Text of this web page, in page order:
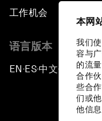
本网
我们
容与
的流
合作
些合
们或
他信息
工作机会
语言版本
EN ▪ES▪中文▪ 日本語